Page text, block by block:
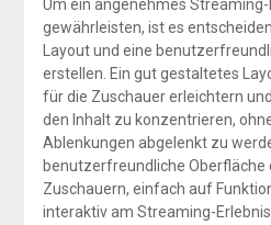
Um ein angenehmes Streaming-
gewährleisten, ist es
Layout und eine
erstellen. Ein gut gestaltetes
für die Zuschauer erleichtern
den Inhalt zu konzentrieren,
Ablenkungen abgelenkt zu
benutzerfreundliche Oberfläche
Zuschauern, einfach auf
interaktiv am Streaming-